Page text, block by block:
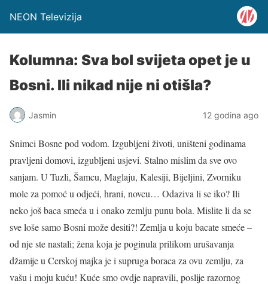
NEON Televizija
Kolumna: Sva bol svijeta opet je u
Bosni. Ili nikad nije ni otišla?
Jasmin 12 godina ago
Snimci Bosne pod vodom. Izgubljeni životi, uništeni godinama
pravljeni domovi, izgubljeni usjevi. Stalno mislim da sve ovo
sanjam. U Tuzli, Šamcu, Maglaju, Kalesiji, Bijeljini, Zvorniku
mole za pomoć u odjeći, hrani, novcu… Odaziva li se iko? Ili
neko još baca smeća u i onako zemlju punu bola. Mislite li da se
sve loše samo Bosni može desiti?! Zemlja u koju bacate smeće –
od nje ste nastali; žena koja je poginula prilikom urušavanja
džamije u Cerskoj majka je i supruga boraca za ovu zemlju, za
vašu i moju kuću! Kuće smo ovdje napravili, poslije razornog